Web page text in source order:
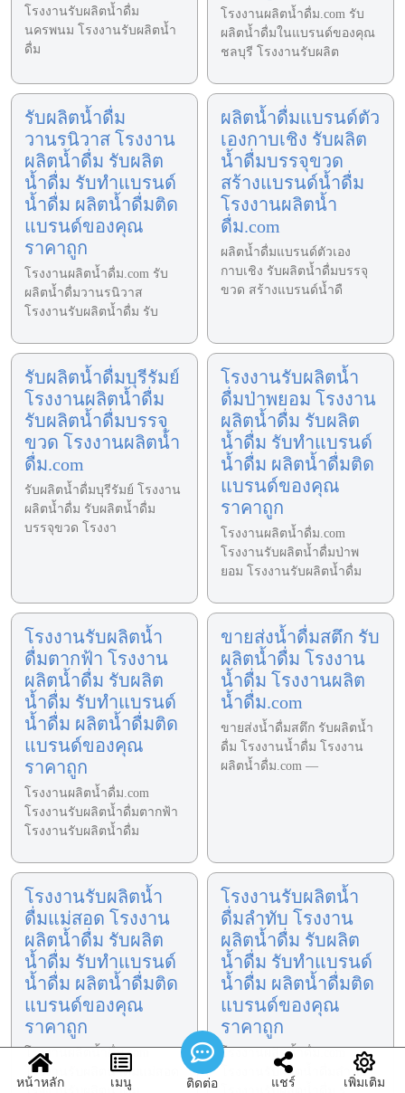
โรงงานรับผลิตน้ำดื่ม
นครพนม โรงงานรับผลิตน้ำ
ดื่ม
โรงงานผลิตน้ำดื่ม.com รับ
ผลิตน้ำดื่มในแบรนด์ของคุณ
ชลบุรี โรงงานรับผลิต
รับผลิตน้ำดื่ม
วานรนิวาส โรงงาน
ผลิตน้ำดื่ม รับผลิต
น้ำดื่ม รับทำแบรนด์
น้ำดื่ม ผลิตน้ำดื่มติด
แบรนด์ของคุณ
ราคาถูก
โรงงานผลิตน้ำดื่ม.com รับ
ผลิตน้ำดื่มวานรนิวาส
โรงงานรับผลิตน้ำดื่ม รับ
ผลิตน้ำดื่มแบรนด์ตัว
เองกาบเชิง รับผลิต
น้ำดื่มบรรจุขวด
สร้างแบรนด์น้ำดื่ม
โรงงานผลิตน้ำ
ดื่ม.com
ผลิตน้ำดื่มแบรนด์ตัวเอง
กาบเชิง รับผลิตน้ำดื่มบรรจุ
ขวด สร้างแบรนด์น้ำดื
รับผลิตน้ำดื่มบุรีรัมย์
โรงงานผลิตน้ำดื่ม
รับผลิตน้ำดื่มบรรจุ
ขวด โรงงานผลิตน้ำ
ดื่ม.com
รับผลิตน้ำดื่มบุรีรัมย์ โรงงาน
ผลิตน้ำดื่ม รับผลิตน้ำดื่ม
บรรจุขวด โรงงา
โรงงานรับผลิตน้ำ
ดื่มป่าพยอม โรงงาน
ผลิตน้ำดื่ม รับผลิต
น้ำดื่ม รับทำแบรนด์
น้ำดื่ม ผลิตน้ำดื่มติด
แบรนด์ของคุณ
ราคาถูก
โรงงานผลิตน้ำดื่ม.com
โรงงานรับผลิตน้ำดื่มป่าพ
ยอม โรงงานรับผลิตน้ำดื่ม
โรงงานรับผลิตน้ำ
ดื่มตากฟ้า โรงงาน
ผลิตน้ำดื่ม รับผลิต
น้ำดื่ม รับทำแบรนด์
น้ำดื่ม ผลิตน้ำดื่มติด
แบรนด์ของคุณ
ราคาถูก
โรงงานผลิตน้ำดื่ม.com
โรงงานรับผลิตน้ำดื่มตากฟ้า
โรงงานรับผลิตน้ำดื่ม
ขายส่งน้ำดื่มสตึก รับ
ผลิตน้ำดื่ม โรงงาน
น้ำดื่ม โรงงานผลิต
น้ำดื่ม.com
ขายส่งน้ำดื่มสตึก รับผลิตน้ำ
ดื่ม โรงงานน้ำดื่ม โรงงาน
ผลิตน้ำดื่ม.com —
โรงงานรับผลิตน้ำ
ดื่มแม่สอด โรงงาน
ผลิตน้ำดื่ม รับผลิต
น้ำดื่ม รับทำแบรนด์
น้ำดื่ม ผลิตน้ำดื่มติด
แบรนด์ของคุณ
ราคาถูก
โรงงานผลิตน้ำดื่ม.com
โรงงานรับผลิตน้ำดื่มแม่สอด
โรงงานรับผลิตน้ำ
ดื่มลำทับ โรงงาน
ผลิตน้ำดื่ม รับผลิต
น้ำดื่ม รับทำแบรนด์
น้ำดื่ม ผลิตน้ำดื่มติด
แบรนด์ของคุณ
ราคาถูก
โรงงานผลิตน้ำดื่ม.com
โรงงานรับผลิตน้ำดื่มลำทับ
หน้าหลัก เมนู ติดต่อ แชร์ เพิ่มเติม